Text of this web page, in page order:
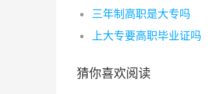
三年制高职是大专吗
上大专要高职毕业证吗
猜你喜欢阅读